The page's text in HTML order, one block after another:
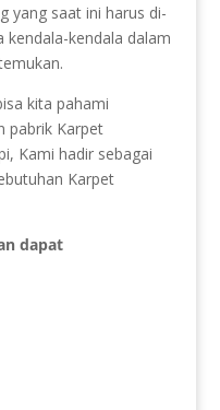
yang saat ini harus di-
kendala-kendala dalam
kita pahami
pabrik Karpet
Kami hadir sebagai
Karpet
dapat